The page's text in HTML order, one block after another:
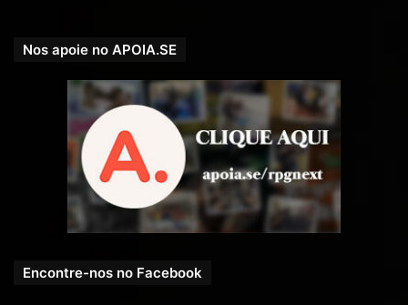
Nos apoie no APOIA.SE
Encontre-nos no Facebook